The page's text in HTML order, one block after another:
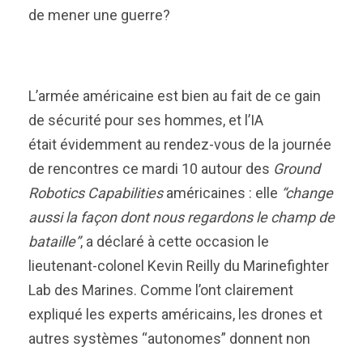
de mener une guerre?
L’armée américaine est bien au fait de ce gain
de sécurité pour ses hommes, et l’IA
était évidemment au rendez-vous de la journée
de rencontres ce mardi 10 autour des Ground
Robotics Capabilitiesaméricaines : elle “change
aussi la façon dont nous regardons le champ de
bataille”, a déclaré à cette occasion le
lieutenant-colonel Kevin Reilly du Marinefighter
Lab des Marines. Comme l’ont clairement
expliqué les experts américains, les drones et
autres systèmes “autonomes” donnent non